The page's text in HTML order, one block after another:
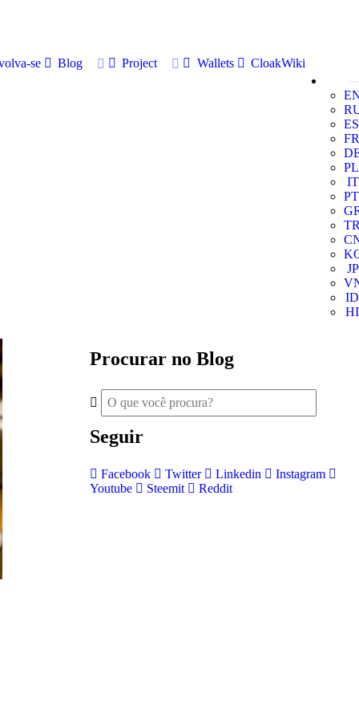
se Blog Project Wallets
CloakWiki
ES
FR
PL
IT
PT
JP
ID
HI
Procurar no Blog
Seguir
Facebook Twitter Linkedin
Instagram
Youtube
Steemit Reddit